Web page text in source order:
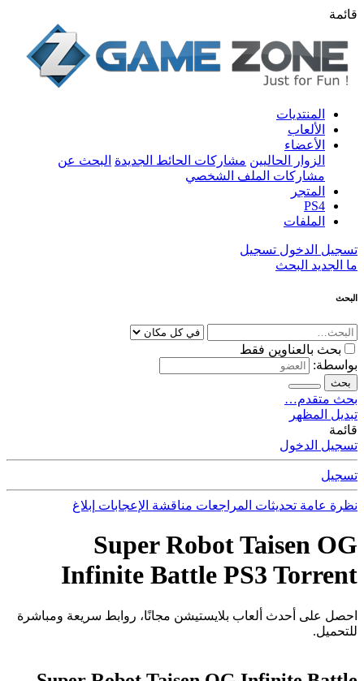
قائمة
المنتديات
الألعاب
الأعضاء
الزوار الحاليين مشاركات الحائط الجديدة البحث عن
مشاركات الملف الشخصي
المتجر
PS4
الملفات
تسجيل الدخول تسجيل
ما الجديد البحث
البحث
بحث بالعناوين فقط
بواسطة:
بحث
بحث متقدم…
تبديل المظهر
قائمة
تسجيل الدخول
تسجيل
نظرة عامة تحديثات المراجعات مناقشة الإعجابات إبلاغ
Super Robot Taisen OG
Infinite Battle PS3 Torrent
احصل على أحدث ألعاب بلايستيشن مجانًا، روابط سريعة ومباشرة
للتحميل.